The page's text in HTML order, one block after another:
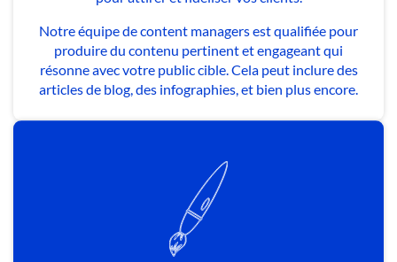
Notre équipe de content managers est qualifiée pour
produire du contenu pertinent et engageant qui
résonne avec votre public cible. Cela peut inclure des
articles de blog, des infographies, et bien plus encore.